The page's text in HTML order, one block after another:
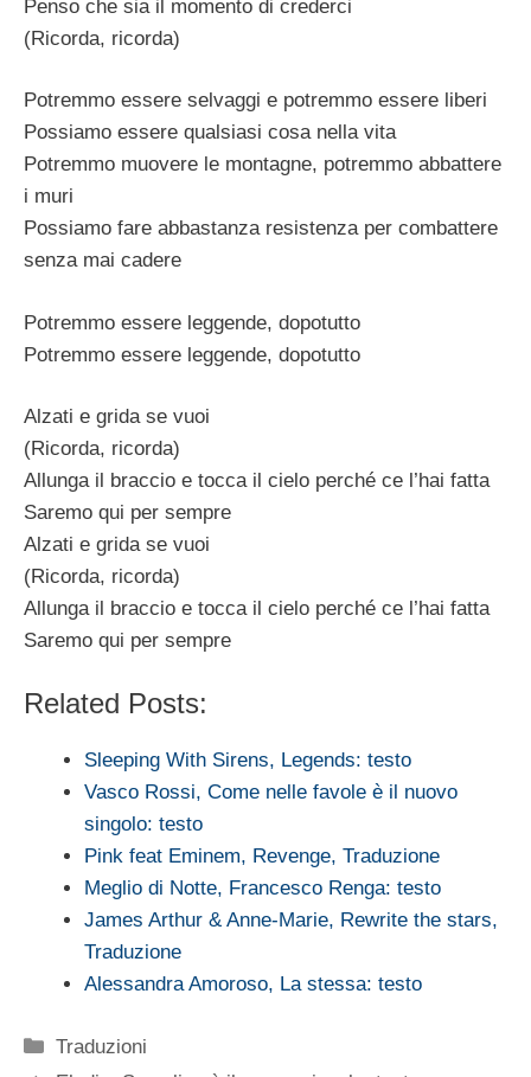
Penso che sia il momento di crederci
(Ricorda, ricorda)
Potremmo essere selvaggi e potremmo essere liberi
Possiamo essere qualsiasi cosa nella vita
Potremmo muovere le montagne, potremmo abbattere
i muri
Possiamo fare abbastanza resistenza per combattere
senza mai cadere
Potremmo essere leggende, dopotutto
Potremmo essere leggende, dopotutto
Alzati e grida se vuoi
(Ricorda, ricorda)
Allunga il braccio e tocca il cielo perché ce l’hai fatta
Saremo qui per sempre
Alzati e grida se vuoi
(Ricorda, ricorda)
Allunga il braccio e tocca il cielo perché ce l’hai fatta
Saremo qui per sempre
Related Posts:
Sleeping With Sirens, Legends: testo
Vasco Rossi, Come nelle favole è il nuovo
singolo: testo
Pink feat Eminem, Revenge, Traduzione
Meglio di Notte, Francesco Renga: testo
James Arthur & Anne-Marie, Rewrite the stars,
Traduzione
Alessandra Amoroso, La stessa: testo
Categorie
Traduzioni